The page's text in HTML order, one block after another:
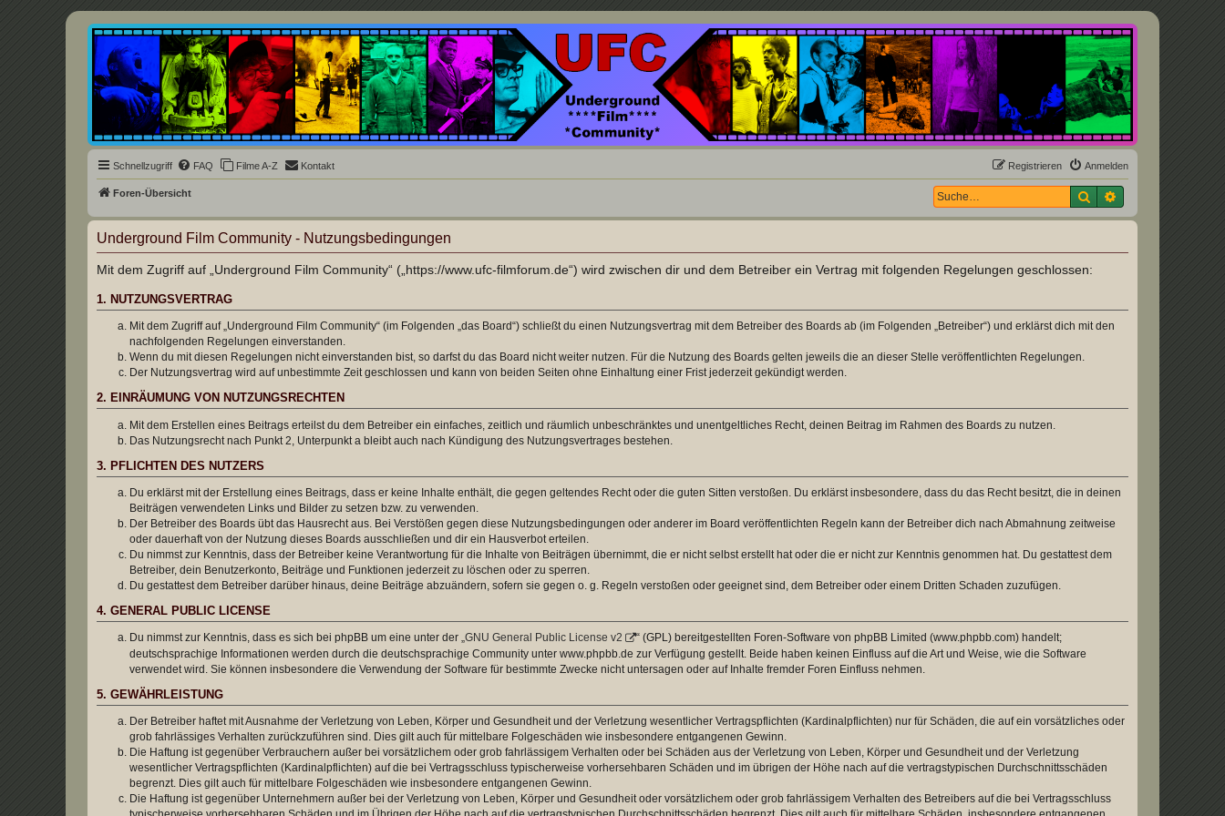
Underground Film Community
Die Underground Film Community ist ein deutschsprachiges Filmforum und ein Paradies für Cineasten und Filmsüchtige jenseits des Mainstreams.
Schnellzugriff FAQ Filme A-Z Kontakt Anmelden
Registrieren
Foren-Übersicht Suche
Underground Film Community - Nutzungsbedingungen
Mit dem Zugriff auf „Underground Film Community“ („https://www.ufc-filmforum.de“) wird zwischen dir und dem Betreiber ein Vertrag mit folgenden Regelungen geschlossen:
1. NUTZUNGSVERTRAG
Mit dem Zugriff auf „Underground Film Community“ (im Folgenden „das Board“) schließt du einen Nutzungsvertrag mit dem Betreiber des Boards ab (im Folgenden „Betreiber“) und erklärst dich mit den
nachfolgenden Regelungen einverstanden.
Wenn du mit diesen Regelungen nicht einverstanden bist, so darfst du das Board nicht weiter nutzen. Für die Nutzung des Boards gelten jeweils die an dieser Stelle veröffentlichten Regelungen.
Der Nutzungsvertrag wird auf unbestimmte Zeit geschlossen und kann von beiden Seiten ohne Einhaltung einer Frist jederzeit gekündigt werden.
2. EINRÄUMUNG VON NUTZUNGSRECHTEN
Mit dem Erstellen eines Beitrags erteilst du dem Betreiber ein einfaches, zeitlich und räumlich unbeschränktes und unentgeltliches Recht, deinen Beitrag im Rahmen des Boards zu nutzen.
Das Nutzungsrecht nach Punkt 2, Unterpunkt a bleibt auch nach Kündigung des Nutzungsvertrages bestehen.
3. PFLICHTEN DES NUTZERS
Du erklärst mit der Erstellung eines Beitrags, dass er keine Inhalte enthält, die gegen geltendes Recht oder die guten Sitten verstoßen. Du erklärst insbesondere, dass du das Recht besitzt, die in deinen
Beiträgen verwendeten Links und Bilder zu setzen bzw. zu verwenden.
Der Betreiber des Boards übt das Hausrecht aus. Bei Verstößen gegen diese Nutzungsbedingungen oder anderer im Board veröffentlichten Regeln kann der Betreiber dich nach Abmahnung zeitweise
oder dauerhaft von der Nutzung dieses Boards ausschließen und dir ein Hausverbot erteilen.
Du nimmst zur Kenntnis, dass der Betreiber keine Verantwortung für die Inhalte von Beiträgen übernimmt, die er nicht selbst erstellt hat oder die er nicht zur Kenntnis genommen hat. Du gestattest dem
Betreiber, dein Benutzerkonto, Beiträge und Funktionen jederzeit zu löschen oder zu sperren.
Du gestattest dem Betreiber darüber hinaus, deine Beiträge abzuändern, sofern sie gegen o. g. Regeln verstoßen oder geeignet sind, dem Betreiber oder einem Dritten Schaden zuzufügen.
4. GENERAL PUBLIC LICENSE
Du nimmst zur Kenntnis, dass es sich bei phpBB um eine unter der „GNU General Public License v2
“ (GPL) bereitgestellten Foren-Software von phpBB Limited (www.phpbb.com) handelt;
deutschsprachige Informationen werden durch die deutschsprachige Community unter www.phpbb.de zur Verfügung gestellt. Beide haben keinen Einfluss auf die Art und Weise, wie die Software
verwendet wird. Sie können insbesondere die Verwendung der Software für bestimmte Zwecke nicht untersagen oder auf Inhalte fremder Foren Einfluss nehmen.
5. GEWÄHRLEISTUNG
Der Betreiber haftet mit Ausnahme der Verletzung von Leben, Körper und Gesundheit und der Verletzung wesentlicher Vertragspflichten (Kardinalpflichten) nur für Schäden, die auf ein vorsätzliches oder
grob fahrlässiges Verhalten zurückzuführen sind. Dies gilt auch für mittelbare Folgeschäden wie insbesondere entgangenen Gewinn.
Die Haftung ist gegenüber Verbrauchern außer bei vorsätzlichem oder grob fahrlässigem Verhalten oder bei Schäden aus der Verletzung von Leben, Körper und Gesundheit und der Verletzung
wesentlicher Vertragspflichten (Kardinalpflichten) auf die bei Vertragsschluss typischerweise vorhersehbaren Schäden und im übrigen der Höhe nach auf die vertragstypischen Durchschnittsschäden
begrenzt. Dies gilt auch für mittelbare Folgeschäden wie insbesondere entgangenen Gewinn.
Die Haftung ist gegenüber Unternehmern außer bei der Verletzung von Leben, Körper und Gesundheit oder vorsätzlichem oder grob fahrlässigem Verhalten des Betreibers auf die bei Vertragsschluss